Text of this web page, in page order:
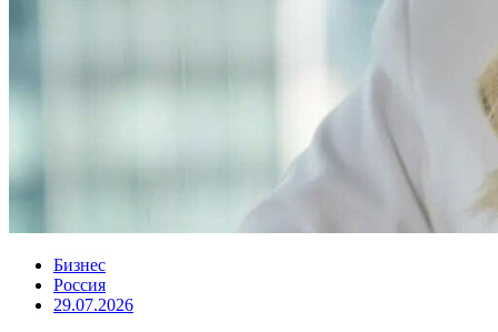
Бизнес
Россия
29.07.2026